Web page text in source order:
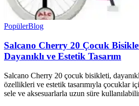
PopülerBlog
Salcano Cherry 20 Çocuk
Dayanıklı ve Estetik Tasarım
Salcano Cherry 20 çocuk bisikleti,
özellikleri ve estetik tasarımıyla çocuklar
sele ve aksesuarlarla uzun süre